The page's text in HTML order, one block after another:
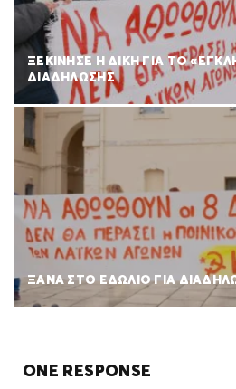
ΞΕΚΙΝΗΣΕ Η ΔΙΚΗ ΓΙΑ ΤΟ
ΔΙΑΔΗΛΩΣΗΣ
ΞΑΝΑ ΣΤΟ ΕΔΩΛΙΟ ΓΙΑ
ONE RESPONSE